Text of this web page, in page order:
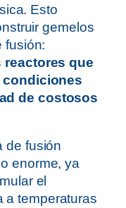
Esto
gemelos
fusión:
que
de costosos
de fusión
enorme, ya
el
a temperaturas